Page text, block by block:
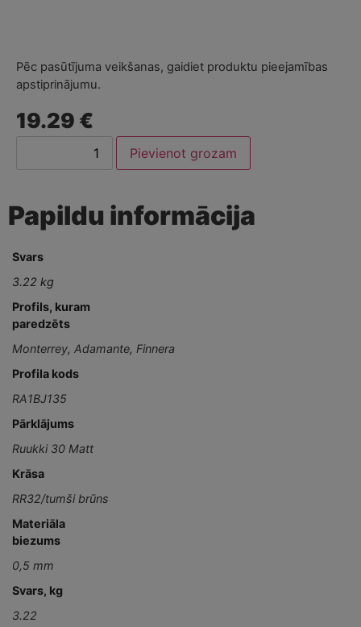
Pēc pasūtījuma veikšanas, gaidiet produktu pieejamības
apstiprinājumu.
19.29 €
Pievienot grozam
Papildu informācija
Svars
3.22 kg
Profils, kuram
paredzēts
Monterrey, Adamante, Finnera
Profila kods
RA1BJ135
Pārklājums
Ruukki 30 Matt
Krāsa
RR32/tumši brūns
Materiāla
biezums
0,5 mm
Svars, kg
3.22